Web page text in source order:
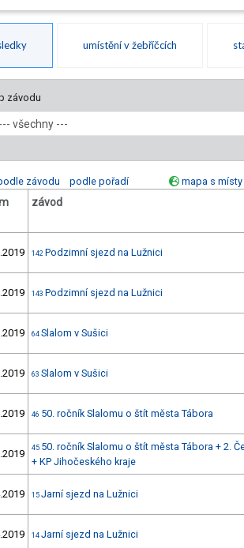
umístění v žebříčcích
závodu
závodu podle pořadí mapa s
závod
142 Podzimní sjezd na Lužnici
143 Podzimní sjezd na Lužnici
64 Slalom v Sušici
63 Slalom v Sušici
46 50. ročník Slalomu o štít města Tábora
45 50. ročník Slalomu o štít města Tábora + 2.
+ KP Jihočeského kraje
15 Jarní sjezd na Lužnici
14 Jarní sjezd na Lužnici